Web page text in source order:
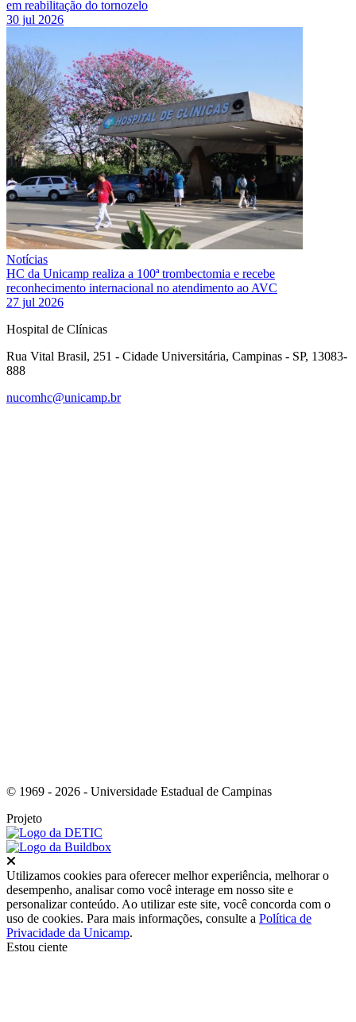
em reabilitação do tornozelo
30 jul 2026
Notícias
HC da Unicamp realiza a 100ª trombectomia e recebe
reconhecimento internacional no atendimento ao AVC
27 jul 2026
Hospital de Clínicas
Rua Vital Brasil, 251 - Cidade Universitária, Campinas - SP, 13083-
888
nucomhc@unicamp.br
© 1969 - 2026 - Universidade Estadual de Campinas
Projeto
Utilizamos cookies para oferecer melhor experiência, melhorar o
desempenho, analisar como você interage em nosso site e
personalizar conteúdo. Ao utilizar este site, você concorda com o
uso de cookies. Para mais informações, consulte a Política de
Privacidade da Unicamp.
Estou ciente